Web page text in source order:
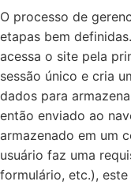
O processo de
etapas bem
acessa o site pela
sessão único e cria
dados para
então enviado ao
armazenado em um
usuário faz uma
formulário, etc.),